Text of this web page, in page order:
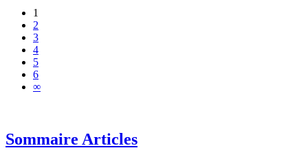
1
2
3
4
5
6
∞
Sommaire Articles